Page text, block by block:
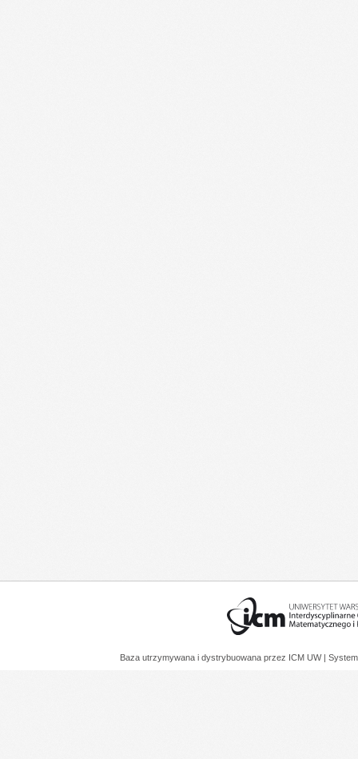
Baza utrzymywana i dystrybuowana przez ICM UW |